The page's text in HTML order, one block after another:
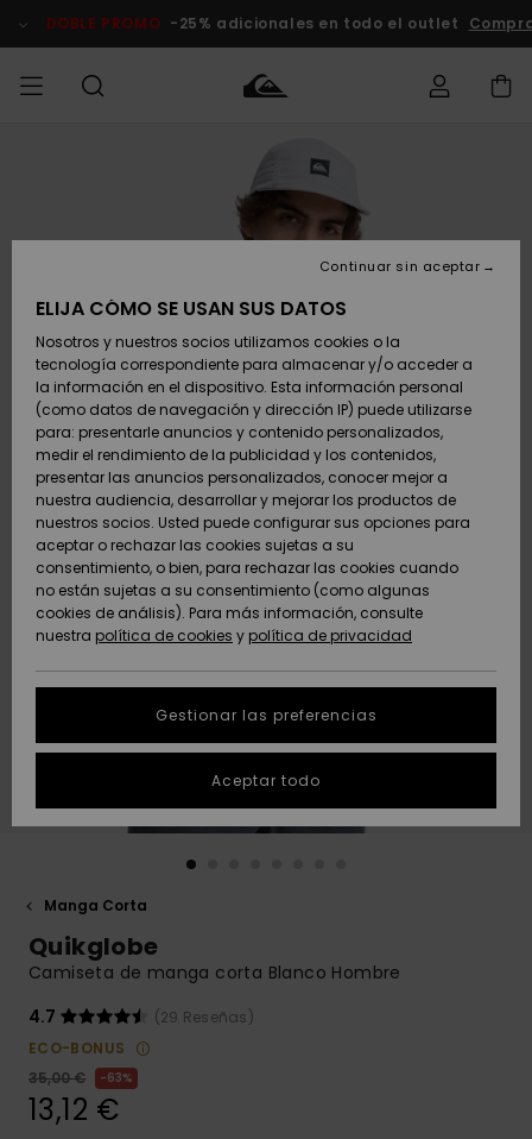
del
DOBLE PROMO -25% adicionales en todo el outlet
Zapatos y
chanclas
Surf
Snow
Novedades
Destacados
Zapatos y
chanclas
Surf
Snow
Novedades
Destacados
Destacados
Snow
SURF
Surf Shop
Hombre
Highlights
Comunidad
SNOW
Tienda
Hombre
Snow Niños
Tienda
Snow Mujer
Destacados
Comunidad
DOBLE
PROMO
Outlet
Hombre
Outlet
Mujer
AYUDA &
CONTACTO
Accede a tu
Envio
Devoluciones
Pago
Tarjeta de
regalo
Quiksilver
Freedom
Protección de
datos
personales
Inicia una
conversación
la respuesta
respuestas a
las preguntas
SOSTENIBILIDAD
Manga Corta
Quikglobe
Camiseta de manga corta Blanco Hombre
4.7
(29 Reseñas)
ECO-BONUS
35,00 €
63%
13,12 €
ELIJA CÓMO SE USAN SUS DATOS
Nosotros y nuestros socios utilizamos cookies o la
tecnología correspondiente para almacenar y/o acceder a
la información en el dispositivo. Esta información personal
(como datos de navegación y dirección IP) puede utilizarse
para: presentarle anuncios y contenido personalizados,
medir el rendimiento de la publicidad y los contenidos,
presentar las anuncios personalizados, conocer mejor a
nuestra audiencia, desarrollar y mejorar los productos de
nuestros socios. Usted puede configurar sus opciones para
aceptar o rechazar las cookies sujetas a su
consentimiento, o bien, para rechazar las cookies cuando
no están sujetas a su consentimiento (como algunas
cookies de análisis). Para más información, consulte
nuestra política de cookies y política de privacidad
Gestionar las preferencias
Continuar sin aceptar
Aceptar todo